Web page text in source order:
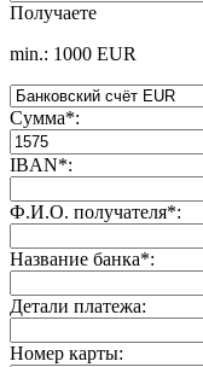
Получаете
min.: 1000 EUR
Сумма*:
IBAN*:
Ф.И.О. получателя*:
Название банка*:
Детали платежа:
Номер карты: